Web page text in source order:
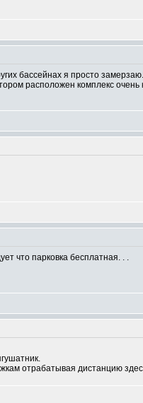
бассейнах я просто
расположен комплекс
что парковка бесплатная. . .
отрабатывая дистанцию